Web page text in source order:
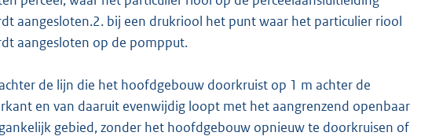
aangesloten.2. bij een drukriool het punt waar het particulier riool
aangesloten op de pompput.
de lijn die het hoofdgebouw doorkruist op 1 m achter de
en van daaruit evenwijdig loopt met het aangrenzend openbaar
gebied, zonder het hoofdgebouw opnieuw te doorkruisen of